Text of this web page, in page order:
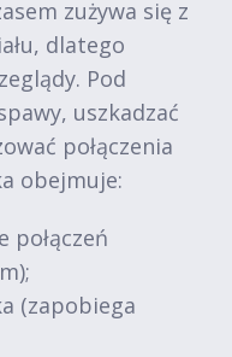
zużywa się z
dlatego
Pod
uszkadzać
połączenia
obejmuje:
połączeń
(zapobiega